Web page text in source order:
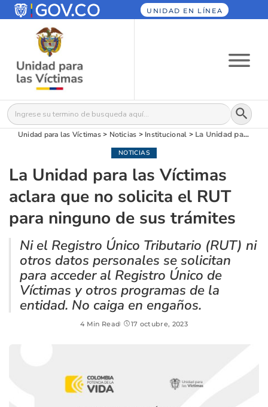
UNIDAD EN LÍNEA
Buscar: Botón
Unidad para las Víctimas> Noticias > Institucional > La Unidad para las Víctimas aclara que no solicita el RUT para ninguno de sus trámites
NOTICIAS
La Unidad para las Víctimas
aclara que no solicita el RUT
para ninguno de sus trámites
Ni el Registro Único Tributario (RUT) ni
otros datos personales se solicitan
para acceder al Registro Único de
Víctimas y otros programas de la
entidad. No caiga en engaños.
4 Min Read 17 octubre, 2023